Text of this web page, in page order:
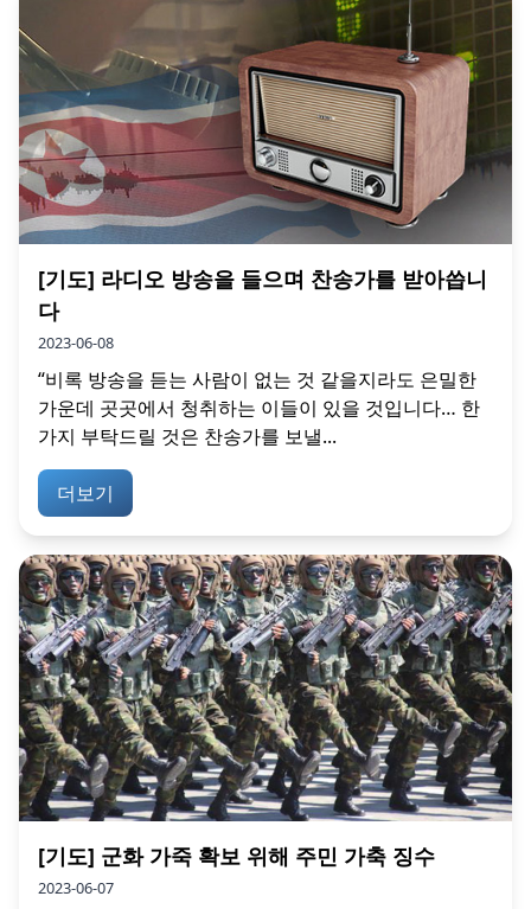
[기도] 라디오 방송을 들으며 찬송가를 받아씁니
다
2023-06-08
“비록 방송을 듣는 사람이 없는 것 같을지라도 은밀한
가운데 곳곳에서 청취하는 이들이 있을 것입니다… 한
가지 부탁드릴 것은 찬송가를 보낼...
더보기
[기도] 군화 가죽 확보 위해 주민 가축 징수
2023-06-07